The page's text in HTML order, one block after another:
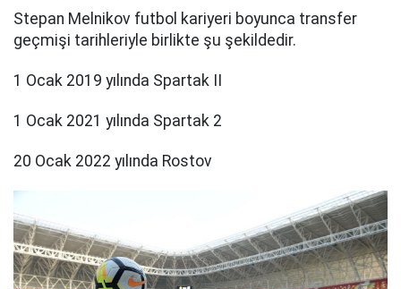
Stepan Melnikov futbol kariyeri boyunca transfer
geçmişi tarihleriyle birlikte şu şekildedir.
1 Ocak 2019 yılında Spartak II
1 Ocak 2021 yılında Spartak 2
20 Ocak 2022 yılında Rostov